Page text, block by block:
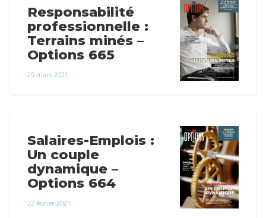
Responsabilité
professionnelle :
Terrains minés –
Options 665
29 mars 2021
Salaires-Emplois :
Un couple
dynamique –
Options 664
22 février 2021